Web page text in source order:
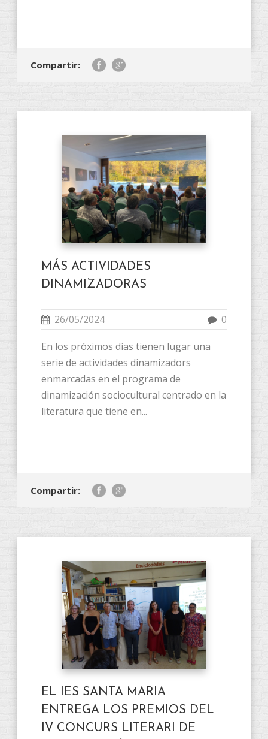
Compartir:
MÁS ACTIVIDADES
DINAMIZADORAS
26/05/2024 0
En los próximos días tienen lugar una
serie de actividades dinamizadors
enmarcadas en el programa de
dinamización sociocultural centrado en la
literatura que tiene en...
Compartir:
EL IES SANTA MARIA
ENTREGA LOS PREMIOS DEL
IV CONCURS LITERARI DE